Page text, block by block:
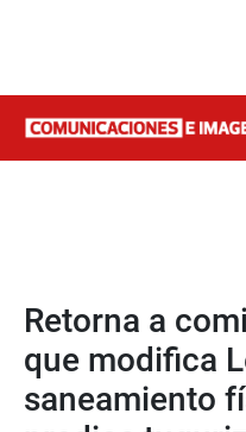
Retorna a
que modifica
saneamiento